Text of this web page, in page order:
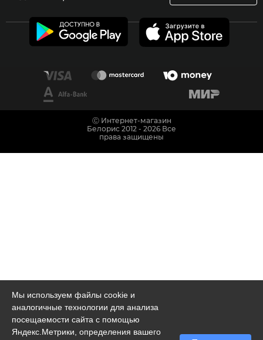
Мы используем файлы cookie и
аналогичные технологии для анализа
посещаемости сайта с помощью
Яндекс.Метрики, определения вашего
Ⓒ Интернет-магазин
Белорис 2012 - 2026 Все
права защищены